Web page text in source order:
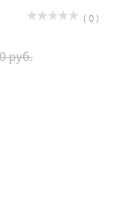
( 0 )
руб.